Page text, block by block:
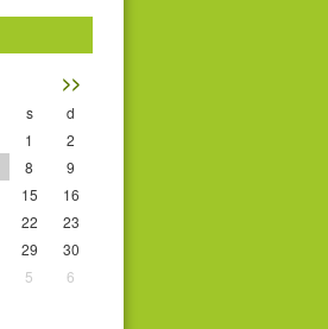
>>
s
d
1
2
8
9
15
16
22
23
29
30
5 6